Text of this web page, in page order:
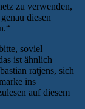
zu verwenden,
diesen
soviel
ist ähnlich
ratjens, sich
ins
auf diesem